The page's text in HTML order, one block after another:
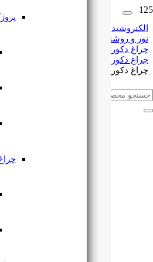
الکتروشید
نور و روشنایی
چراغ دکوراتیو
چراغ دکوراتیو دیواری
چراغ دکوراتیو گرد سه طرفه کد RL204-3 لوله بلند رسام
این مطلب